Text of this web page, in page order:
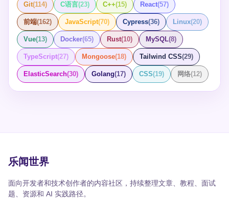
Git(114) C语言(23) C++(15) React(57)
前端(162) JavaScript(70) Cypress(36) Linux(20)
Vue(13) Docker(65) Rust(10) MySQL(8)
TypeScript(27) Mongoose(18) Tailwind CSS(29)
ElasticSearch(30) Golang(17) CSS(19) 网络(12)
乐闻世界
面向开发者和技术创作者的内容社区，持续整理文章、教程、面试
题、资源和 AI 实践路径。